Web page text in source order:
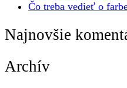
Čo treba vedieť o
Najnovšie
Archív